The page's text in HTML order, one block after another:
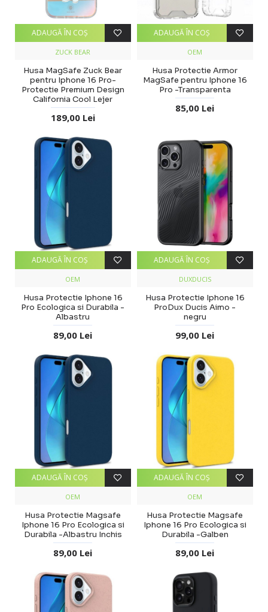
ZUCK BEAR
Husa MagSafe Zuck Bear
pentru Iphone 16 Pro-
Protectie Premium Design
California Cool Lejer
189,00 Lei
ADAUGĂ ÎN COŞ
OEM
Husa Protectie Armor
MagSafe pentru Iphone 16
Pro -Transparenta
85,00 Lei
ADAUGĂ ÎN COŞ
OEM
Husa Protectie Iphone 16
Pro Ecologica si Durabila -
Albastru
89,00 Lei
ADAUGĂ ÎN COŞ
DUXDUCIS
Husa Protectie Iphone 16
ProDux Ducis Aimo -
negru
99,00 Lei
ADAUGĂ ÎN COŞ
OEM
Husa Protectie Magsafe
Iphone 16 Pro Ecologica si
Durabila -Albastru Inchis
89,00 Lei
ADAUGĂ ÎN COŞ
OEM
Husa Protectie Magsafe
Iphone 16 Pro Ecologica si
Durabila -Galben
89,00 Lei
ADAUGĂ ÎN COŞ